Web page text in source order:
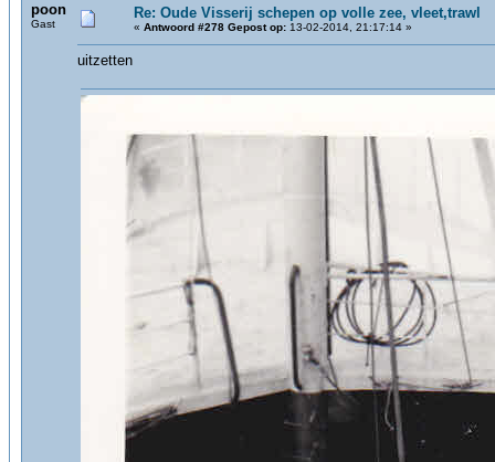
poon
Gast
Re: Oude Visserij schepen op volle zee, vleet,trawl
« Antwoord #278 Gepost op: 13-02-2014, 21:17:14 »
uitzetten